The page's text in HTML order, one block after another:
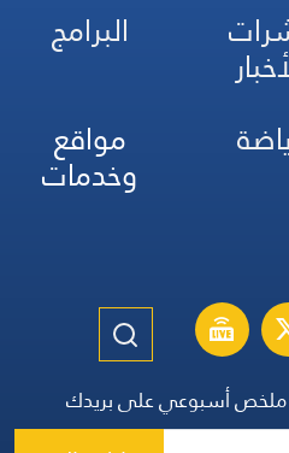
البرامج
مواقع
وخدمات
ملخص أسبوعي على بريدك